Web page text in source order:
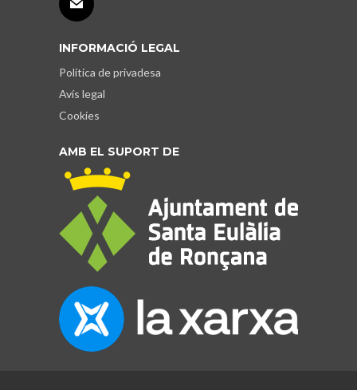
INFORMACIÓ LEGAL
Política de privadesa
Avís legal
Cookies
AMB EL SUPORT DE